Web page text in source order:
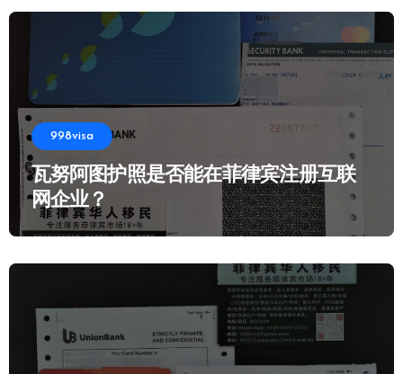
998visa
瓦努阿图护照是否能在菲律宾注册互联
网企业？